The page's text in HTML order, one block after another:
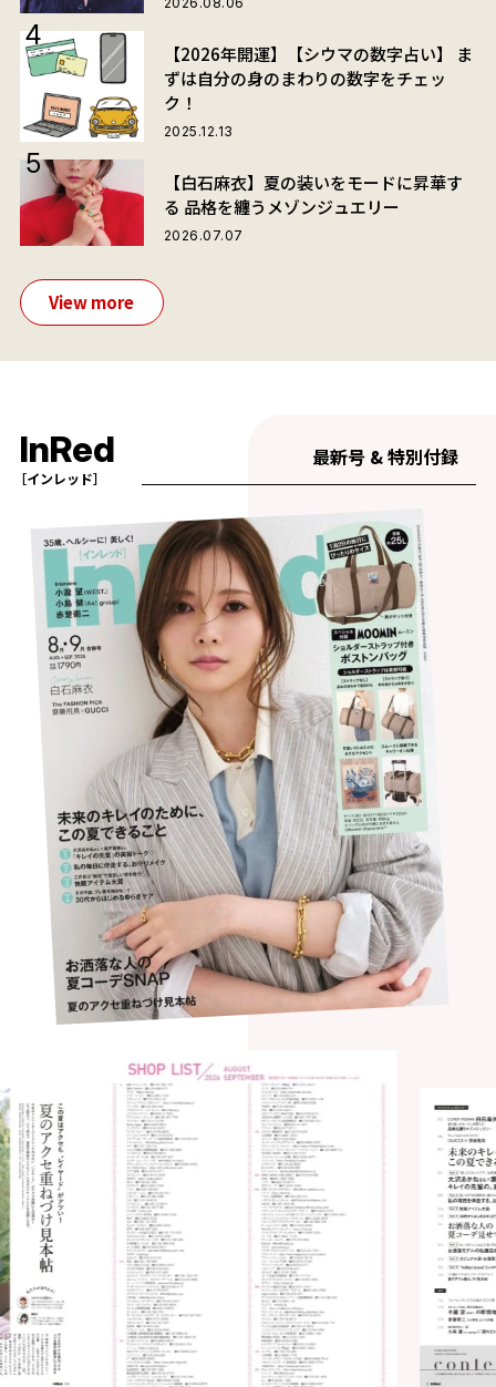
【2026年開運】【シウマの数字占い】 ま
ずは自分の身のまわりの数字をチェッ
ク！
2025.12.13
【白石麻衣】夏の装いをモードに昇華す
る 品格を纏うメゾンジュエリー
2026.07.07
View more
InRed
［インレッド］
最新号 & 特別付録